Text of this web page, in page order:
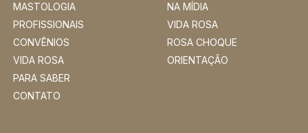
MASTOLOGIA
PROFISSIONAIS
CONVÊNIOS
VIDA ROSA
PARA SABER
CONTATO
NA MÍDIA
VIDA ROSA
ROSA CHOQUE
ORIENTAÇÃO